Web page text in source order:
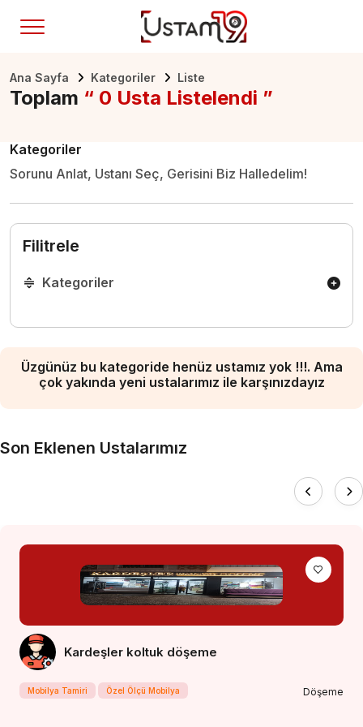
Ana Sayfa Kategoriler Liste
Toplam “ 0 Usta Listelendi ”
Kategoriler
Sorunu Anlat, Ustanı Seç, Gerisini Biz Halledelim!
Filitrele
Kategoriler
Üzgünüz bu kategoride henüz ustamız yok !!!. Ama
çok yakında yeni ustalarımız ile karşınızdayız
Son Eklenen Ustalarımız
Kardeşler koltuk döşeme
Mobilya Tamiri Özel Ölçü Mobilya Döşeme